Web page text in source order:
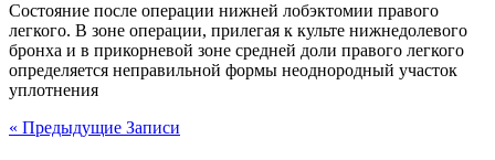
Состояние после операции нижней лобэктомии правого
легкого. В зоне операции, прилегая к культе нижнедолевого
бронха и в прикорневой зоне средней доли правого легкого
определяется неправильной формы неоднородный участок
уплотнения
« Предыдущие Записи